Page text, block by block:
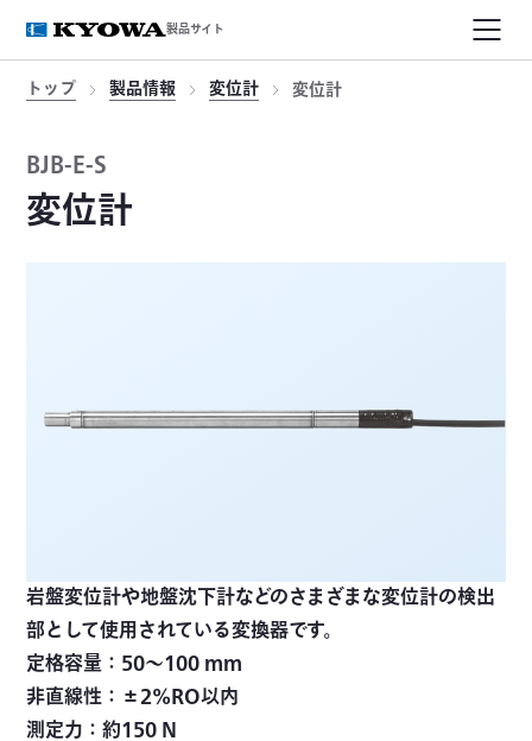
製品サイト
トップ 製品情報 変位計 変位計
BJB-E-S
変位計
岩盤変位計や地盤沈下計などのさまざまな変位計の検出
部として使用されている変換器です。
定格容量：50～100 mm
非直線性：±2%RO以内
測定力：約150 N